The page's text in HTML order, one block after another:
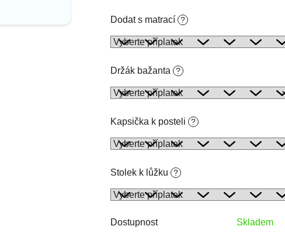
Dodat s matrací ?
Držák bažanta ?
Kapsička k posteli ?
Stolek k lůžku ?
Dostupnost
Skladem